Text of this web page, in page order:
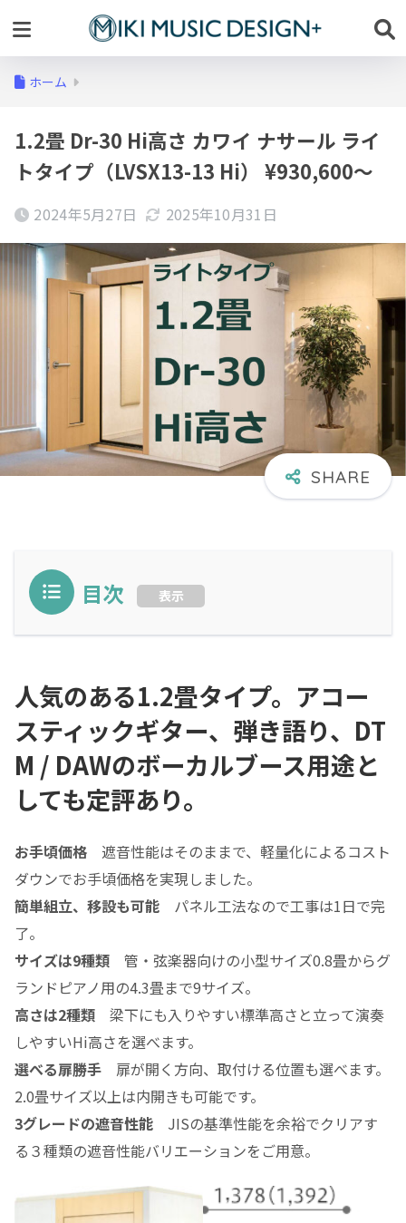
ホーム
1.2畳 Dr-30 Hi高さ カワイ ナサール ライ
トタイプ（LVSX13-13 Hi） ¥930,600～
2024年5月27日 2025年10月31日
目次 表示
人気のある1.2畳タイプ。アコー
スティックギター、弾き語り、DT
M / DAWのボーカルブース用途と
しても定評あり。
お手頃価格 遮音性能はそのままで、軽量化によるコスト
ダウンでお手頃価格を実現しました。
簡単組立、移設も可能 パネル工法なので工事は1日で完
了。
サイズは9種類 管・弦楽器向けの小型サイズ0.8畳からグ
ランドピアノ用の4.3畳まで9サイズ。
高さは2種類 梁下にも入りやすい標準高さと立って演奏
しやすいHi高さを選べます。
選べる扉勝手 扉が開く方向、取付ける位置も選べます。
2.0畳サイズ以上は内開きも可能です。
3グレードの遮音性能 JISの基準性能を余裕でクリアす
る３種類の遮音性能バリエーションをご用意。